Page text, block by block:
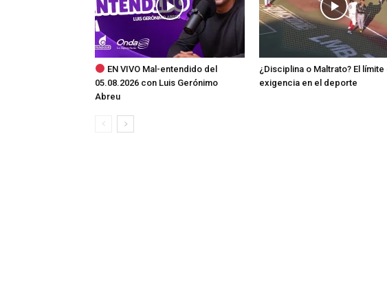
EN VIVO Mal-entendido del
05.08.2026 con Luis Gerónimo
Abreu
¿Disciplina o Maltrato? El límite
exigencia en el deporte